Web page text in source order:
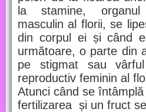
la stamine,
masculin al florii, se
din corpul ei și când
următoare, o parte din
pe stigmat sau
reproductiv feminin al
Atunci când se
fertilizarea și un fruct